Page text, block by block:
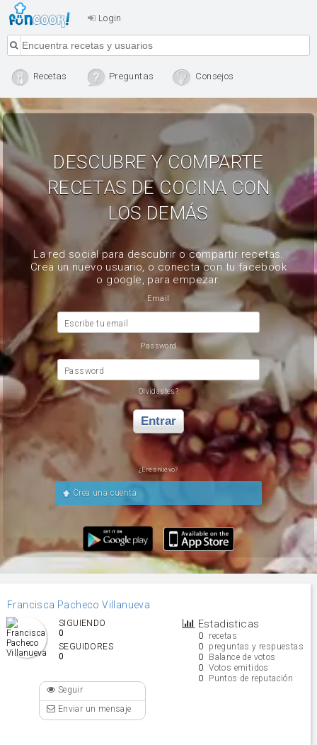
Login
Recetas Preguntas Consejos
DESCUBRE Y COMPARTE
RECETAS DE COCINA CON
LOS DEMÁS
La red social para descubrir o compartir recetas.
Crea un nuevo usuario, o conecta con tu facebook
o google, para empezar.
Email
Escribe tu email
Password
Password
Olvidastes?
Entrar
¿Eres nuevo?
Crea una cuenta
Francisca Pacheco Villanueva
Estadisticas
0 recetas
0 preguntas y respuestas
0 Balance de votos
0 Votos emitidos
0 Puntos de reputación
SIGUIENDO
0
SEGUIDORES
0
Seguir
Enviar un mensaje